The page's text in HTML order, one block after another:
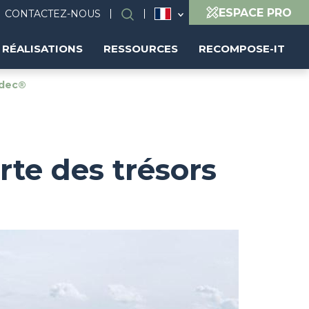
CONTACTEZ-NOUS Rechercher ESPACE PRO
RÉALISATIONS RESSOURCES RECOMPOSE-IT
des trésors